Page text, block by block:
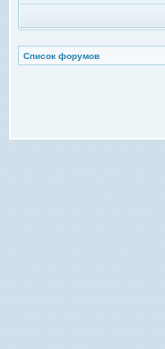
Список форумов